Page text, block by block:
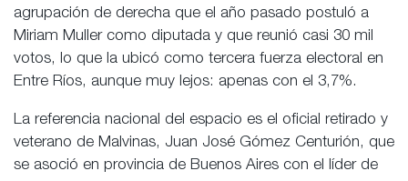
agrupación de derecha que el año pasado postuló a
Miriam Muller como diputada y que reunió casi 30 mil
votos, lo que la ubicó como tercera fuerza electoral en
Entre Ríos, aunque muy lejos: apenas con el 3,7%.
La referencia nacional del espacio es el oficial retirado y
veterano de Malvinas, Juan José Gómez Centurión, que
se asoció en provincia de Buenos Aires con el líder de